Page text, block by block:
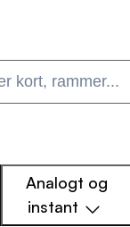
Analogt og
instant